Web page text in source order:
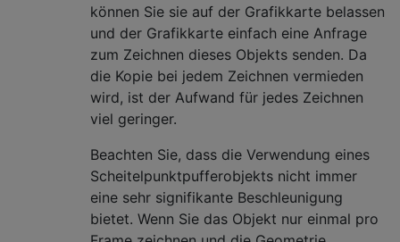
können Sie sie auf der Grafikkarte belassen
und der Grafikkarte einfach eine Anfrage
zum Zeichnen dieses Objekts senden. Da
die Kopie bei jedem Zeichnen vermieden
wird, ist der Aufwand für jedes Zeichnen
viel geringer.
Beachten Sie, dass die Verwendung eines
Scheitelpunktpufferobjekts nicht immer
eine sehr signifikante Beschleunigung
bietet. Wenn Sie das Objekt nur einmal pro